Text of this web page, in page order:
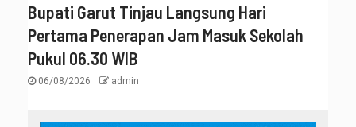
Bupati Garut Tinjau Langsung Hari
Pertama Penerapan Jam Masuk Sekolah
Pukul 06.30 WIB
06/08/2026 admin